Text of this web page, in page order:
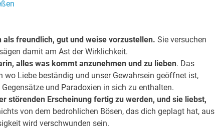
freundlich, gut und weise vorzustellen. Sie versuchen
damit am Ast der Wirklichkeit.
alles was kommt anzunehmen und zu lieben. Das
wo Liebe beständig und unser Gewahrsein geöffnet ist,
und Paradoxien in sich zu enthalten.
störenden Erscheinung fertig zu werden, und sie liebst,
von dem bedrohlichen Bösen, das dich geplagt hat, aus
wird verschwunden sein.